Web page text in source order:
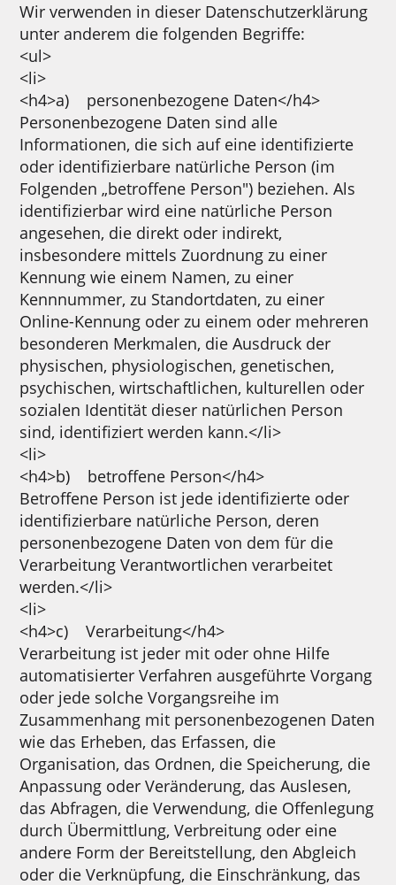
Wir verwenden in dieser Datenschutzerklärung
unter anderem die folgenden Begriffe:
<ul>
<li>
<h4>a) personenbezogene Daten</h4>
Personenbezogene Daten sind alle
Informationen, die sich auf eine identifizierte
oder identifizierbare natürliche Person (im
Folgenden „betroffene Person") beziehen. Als
identifizierbar wird eine natürliche Person
angesehen, die direkt oder indirekt,
insbesondere mittels Zuordnung zu einer
Kennung wie einem Namen, zu einer
Kennnummer, zu Standortdaten, zu einer
Online-Kennung oder zu einem oder mehreren
besonderen Merkmalen, die Ausdruck der
physischen, physiologischen, genetischen,
psychischen, wirtschaftlichen, kulturellen oder
sozialen Identität dieser natürlichen Person
sind, identifiziert werden kann.</li>
<li>
<h4>b) betroffene Person</h4>
Betroffene Person ist jede identifizierte oder
identifizierbare natürliche Person, deren
personenbezogene Daten von dem für die
Verarbeitung Verantwortlichen verarbeitet
werden.</li>
<li>
<h4>c) Verarbeitung</h4>
Verarbeitung ist jeder mit oder ohne Hilfe
automatisierter Verfahren ausgeführte Vorgang
oder jede solche Vorgangsreihe im
Zusammenhang mit personenbezogenen Daten
wie das Erheben, das Erfassen, die
Organisation, das Ordnen, die Speicherung, die
Anpassung oder Veränderung, das Auslesen,
das Abfragen, die Verwendung, die Offenlegung
durch Übermittlung, Verbreitung oder eine
andere Form der Bereitstellung, den Abgleich
oder die Verknüpfung, die Einschränkung, das